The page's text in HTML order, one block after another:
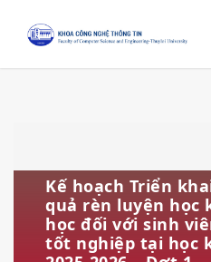
Kế hoạch Triển
quả rèn luyện học
học đối với sinh
tốt nghiệp tại học